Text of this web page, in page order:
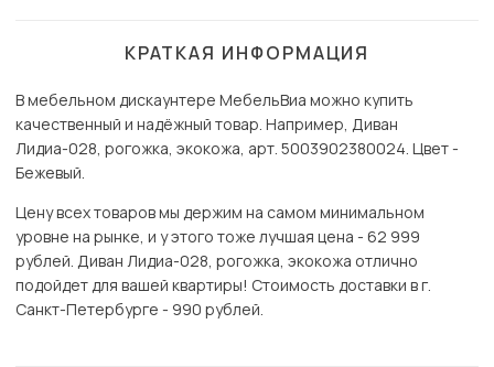
КРАТКАЯ ИНФОРМАЦИЯ
В мебельном дискаунтере МебельВиа можно купить
качественный и надёжный товар. Например, Диван
Лидиа-028, рогожка, экокожа, арт. 5003902380024. Цвет -
Бежевый.
Цену всех товаров мы держим на самом минимальном
уровне на рынке, и у этого тоже лучшая цена - 62 999
рублей. Диван Лидиа-028, рогожка, экокожа отлично
подойдет для вашей квартиры! Стоимость доставки в г.
Санкт-Петербурге - 990 рублей.